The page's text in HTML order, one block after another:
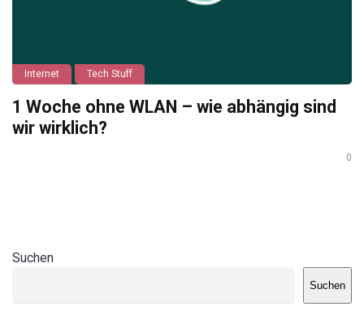
Internet Tech Stuff
1 Woche ohne WLAN – wie abhängig sind
wir wirklich?
0
Suchen
Suchen